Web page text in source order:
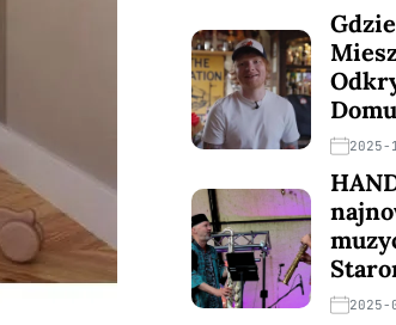
2025-
2025-